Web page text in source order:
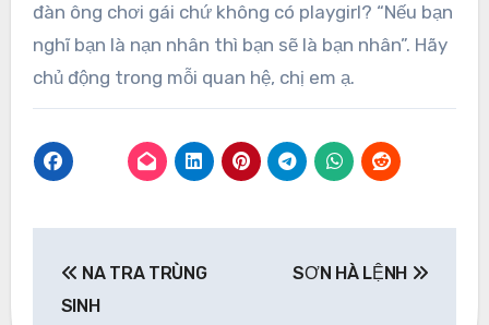
đàn ông chơi gái chứ không có playgirl? “Nếu bạn
nghĩ bạn là nạn nhân thì bạn sẽ là bạn nhân”. Hãy
chủ động trong mỗi quan hệ, chị em ạ.
navigation
NA TRA TRÙNG
SINH
SƠN HÀ LỆNH